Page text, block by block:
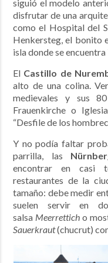
siguió el modelo
disfrutar de una
como el Hospital del
Henkersteg, el bonito
isla donde se
El Castillo de
alto de una colina.
medievales y sus
Frauenkirche o
“Desfile de los
Y no podía faltar
parrilla, las
encontrar en casi
restaurantes de la
tamaño: debe medir
suelen servir en
salsa Meerrettich o
Sauerkraut(chucrut)